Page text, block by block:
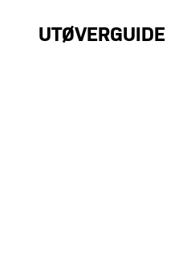
UTØVERGUIDE